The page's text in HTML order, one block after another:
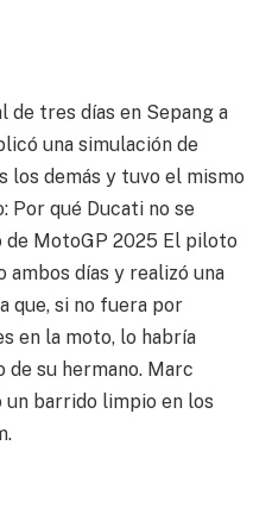
de tres días en Sepang a
una simulación de
los demás y tuvo el mismo
Por qué Ducati no se
de MotoGP 2025 El piloto
días y realizó una
que, si no fuera por
en la moto, lo habría
su hermano. Marc
barrido limpio en los